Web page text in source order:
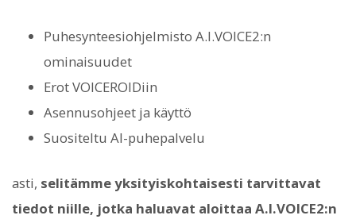
Puhesynteesiohjelmisto A.I.VOICE2:n
ominaisuudet
Erot VOICEROIDiin
Asennusohjeet ja käyttö
Suositeltu AI-puhepalvelu
asti, selitämme yksityiskohtaisesti tarvittavat
tiedot niille, jotka haluavat aloittaa A.I.VOICE2:n